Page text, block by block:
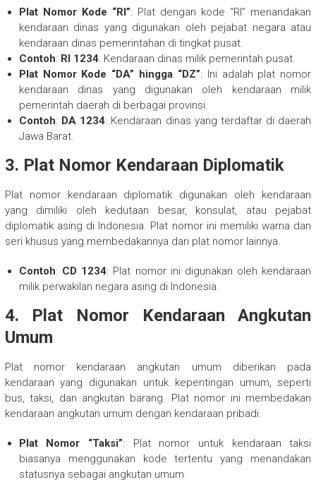
Plat Nomor Kode “RI”: Plat dengan kode “RI” menandakan
kendaraan dinas yang digunakan oleh pejabat negara atau
kendaraan dinas pemerintahan di tingkat pusat.
Contoh: RI 1234: Kendaraan dinas milik pemerintah pusat.
Plat Nomor Kode “DA” hingga “DZ”: Ini adalah plat nomor
kendaraan dinas yang digunakan oleh kendaraan milik
pemerintah daerah di berbagai provinsi.
Contoh: DA 1234: Kendaraan dinas yang terdaftar di daerah
Jawa Barat.
3. Plat Nomor Kendaraan Diplomatik
Plat nomor kendaraan diplomatik digunakan oleh kendaraan
yang dimiliki oleh kedutaan besar, konsulat, atau pejabat
diplomatik asing di Indonesia. Plat nomor ini memiliki warna dan
seri khusus yang membedakannya dari plat nomor lainnya.
Contoh: CD 1234: Plat nomor ini digunakan oleh kendaraan
milik perwakilan negara asing di Indonesia.
4. Plat Nomor Kendaraan Angkutan
Umum
Plat nomor kendaraan angkutan umum diberikan pada
kendaraan yang digunakan untuk kepentingan umum, seperti
bus, taksi, dan angkutan barang. Plat nomor ini membedakan
kendaraan angkutan umum dengan kendaraan pribadi.
Plat Nomor “Taksi”: Plat nomor untuk kendaraan taksi
biasanya menggunakan kode tertentu yang menandakan
statusnya sebagai angkutan umum.